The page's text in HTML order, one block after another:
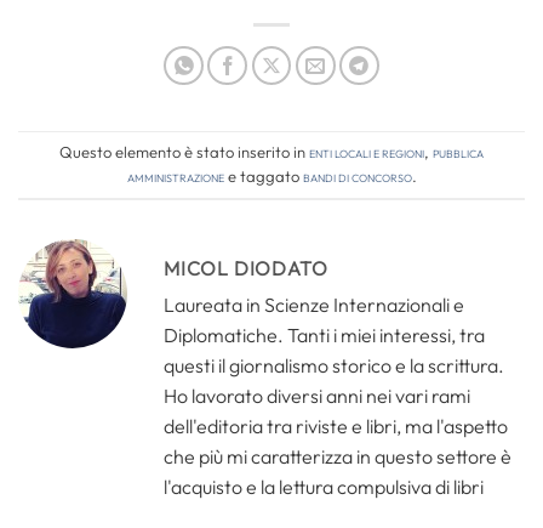
Questo elemento è stato inserito inEnti locali e regioni, Pubblica
amministrazionee taggatobandi di concorso.
MICOL DIODATO
Laureata in Scienze Internazionali e
Diplomatiche. Tanti i miei interessi, tra
questi il giornalismo storico e la scrittura.
Ho lavorato diversi anni nei vari rami
dell'editoria tra riviste e libri, ma l'aspetto
che più mi caratterizza in questo settore è
l'acquisto e la lettura compulsiva di libri